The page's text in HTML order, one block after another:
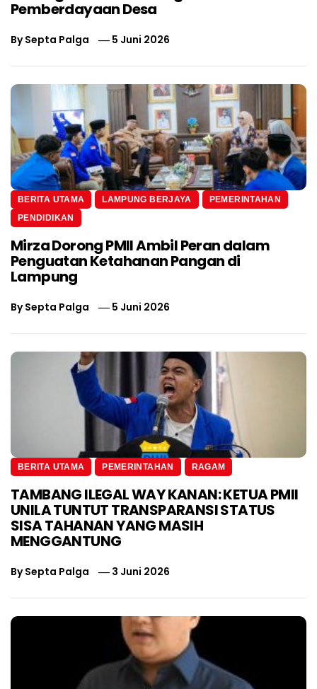
Pemberdayaan Desa
BySepta Palga 5 Juni 2026
BERITA UTAMA LAMPUNG BERJAYA
PEMERINTAHAN
PENDIDIKAN
Mirza Dorong PMII Ambil Peran dalam
Penguatan Ketahanan Pangan di
Lampung
BySepta Palga 5 Juni 2026
BERITA UTAMA PEMERINTAHAN RAGAM
TAMBANG ILEGAL WAY KANAN: KETUA PMII
UNILA TUNTUT TRANSPARANSI STATUS
SISA TAHANAN YANG MASIH
MENGGANTUNG
BySepta Palga 3 Juni 2026